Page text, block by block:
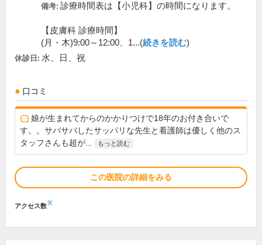
備考: 診療時間表は【小児科】の時間になります。
【皮膚科 診療時間】
(月・木)9:00～12:00、1...(続きを読む)
休診日: 水、日、祝
口コミ
娘が生まれてからのかかりつけで18年のお付き合いで
す。。サバサバしたサッパリな先生と看護師は優しく他のス
タッフさんも超が...
もっと読む
この医院の詳細をみる
アクセス数※